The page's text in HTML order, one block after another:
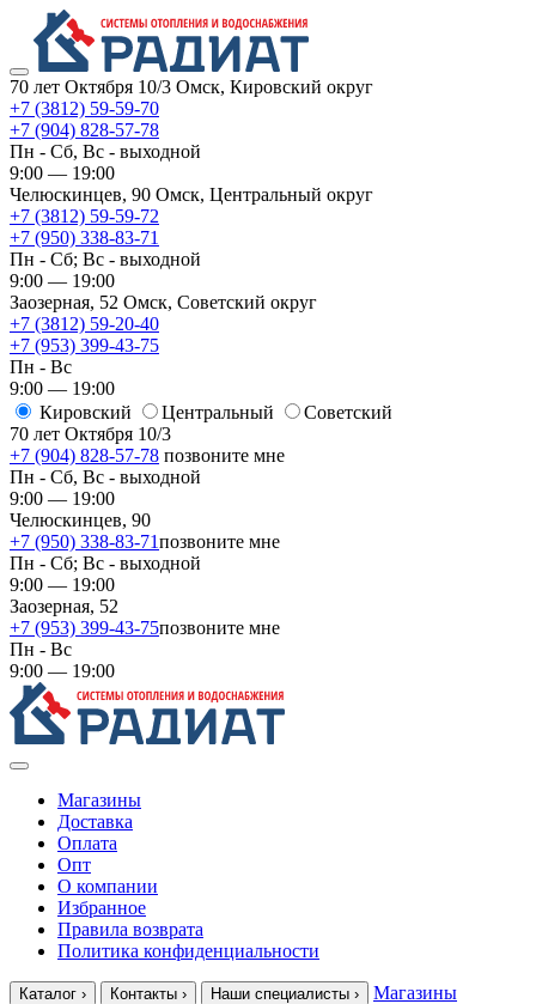
70 лет Октября 10/3 Омск, Кировский округ
+7 (3812) 59-59-70
+7 (904) 828-57-78
Пн - Сб, Вс - выходной
9:00 — 19:00
Челюскинцев, 90 Омск, ​Центральный округ
+7 (3812) 59-59-72
+7 (950) 338-83-71
Пн - Сб; Вс - выходной
9:00 — 19:00
Заозерная, 52 Омск, ​Советский округ
+7 (3812) 59-20-40
+7 (953) 399-43-75
Пн - Вс
9:00 — 19:00
Кировский
​Центральный
​Советский
70 лет Октября 10/3
+7 (904) 828-57-78 позвоните мне
Пн - Сб, Вс - выходной
9:00 — 19:00
Челюскинцев, 90
+7 (950) 338-83-71позвоните мне
Пн - Сб; Вс - выходной
9:00 — 19:00
Заозерная, 52
+7 (953) 399-43-75позвоните мне
Пн - Вс
9:00 — 19:00
Магазины
Доставка
Оплата
Опт
О компании
Избранное
Правила возврата
Политика конфиденциальности
Каталог › Контакты › Наши специалисты ›
Магазины